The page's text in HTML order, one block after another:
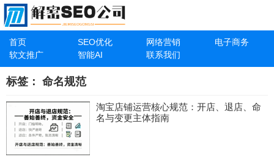
首页 SEO优化 网络营销
电子商务
软文推广
智能AI 联系我们
标签： 命名规范
淘宝店铺运营核心规范：开店、退店、命
名与变更主体指南